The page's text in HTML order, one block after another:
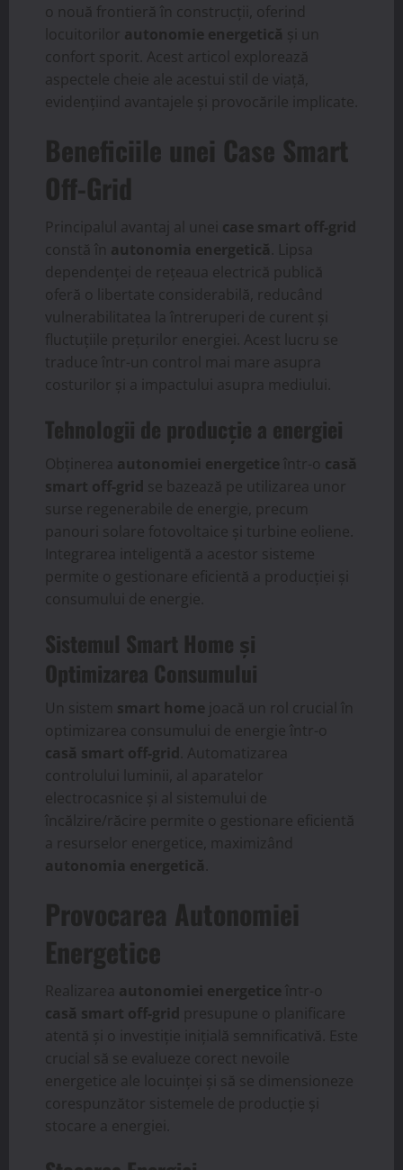
o nouă frontieră în construcții, oferind
locuitorilor autonomie energetică și un
confort sporit. Acest articol explorează
aspectele cheie ale acestui stil de viață,
evidențiind avantajele și provocările implicate.
Beneficiile unei Case Smart
Off-Grid
Principalul avantaj al unei case smart off-grid
constă în autonomia energetică . Lipsa
dependenței de rețeaua electrică publică
oferă o libertate considerabilă, reducând
vulnerabilitatea la întreruperi de curent și
fluctuțiile prețurilor energiei. Acest lucru se
traduce într-un control mai mare asupra
costurilor și a impactului asupra mediului.
Tehnologii de producție a energiei
Obținerea autonomiei energetice într-o casă
smart off-grid se bazează pe utilizarea unor
surse regenerabile de energie, precum
panouri solare fotovoltaice și turbine eoliene.
Integrarea inteligentă a acestor sisteme
permite o gestionare eficientă a producției și
consumului de energie.
Sistemul Smart Home și
Optimizarea Consumului
Un sistem smart home joacă un rol crucial în
optimizarea consumului de energie într-o
casă smart off-grid . Automatizarea
controlului luminii, al aparatelor
electrocasnice și al sistemului de
încălzire/răcire permite o gestionare eficientă
a resurselor energetice, maximizând
autonomia energetică
Provocarea Autonomiei
Energetice
Realizarea autonomiei energetice într-o
casă smart off-grid presupune o planificare
atentă și o investiție inițială semnificativă. Este
crucial să se evalueze corect nevoile
energetice ale locuinței și să se dimensioneze
corespunzător sistemele de producție și
stocare a energiei.